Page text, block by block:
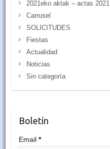
2021eko aktak – actas 2021
Carrusel
SOLICITUDES
Fiestas
Actualidad
Noticias
Sin categoría
Boletín
Email *